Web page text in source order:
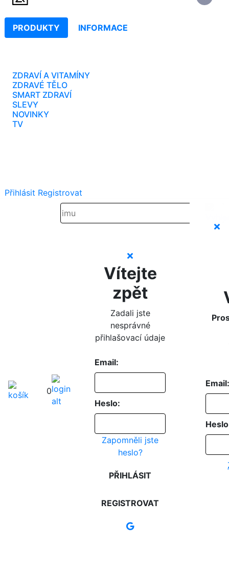
PRODUKTY INFORMACE
ZDRAVÍ A VITAMÍNY
ZDRAVÉ TĚLO
SMART ZDRAVÍ
SLEVY
NOVINKY
TV
Přihlásit Registrovat
0
Vítejte
zpět
Zadali jste
nesprávné
přihlašovací údaje
Email:
Heslo:
Zapomněli jste
heslo?
PŘIHLÁSIT
REGISTROVAT
Email: